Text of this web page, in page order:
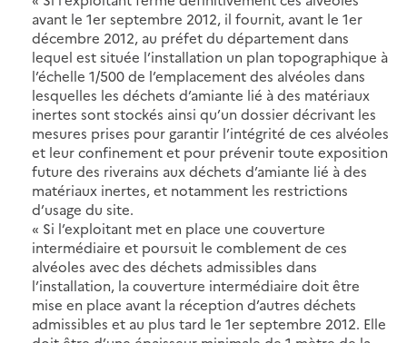
avant le 1er septembre 2012, il fournit, avant le 1er
décembre 2012, au préfet du département dans
lequel est située l’installation un plan topographique à
l’échelle 1/500 de l’emplacement des alvéoles dans
lesquelles les déchets d’amiante lié à des matériaux
inertes sont stockés ainsi qu’un dossier décrivant les
mesures prises pour garantir l’intégrité de ces alvéoles
et leur confinement et pour prévenir toute exposition
future des riverains aux déchets d’amiante lié à des
matériaux inertes, et notamment les restrictions
d’usage du site.
« Si l’exploitant met en place une couverture
intermédiaire et poursuit le comblement de ces
alvéoles avec des déchets admissibles dans
l’installation, la couverture intermédiaire doit être
mise en place avant la réception d’autres déchets
admissibles et au plus tard le 1er septembre 2012. Elle